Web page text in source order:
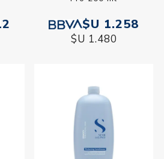
$U 1.258
$U 1.480